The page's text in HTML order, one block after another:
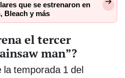
que se estrenaron en
Bleach y más
el tercer
man”?
la temporada 1 del